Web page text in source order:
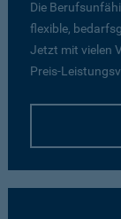
Die
flexible,
Jetzt mit vielen
Preis-